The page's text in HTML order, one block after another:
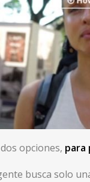
opciones, para
busca solo